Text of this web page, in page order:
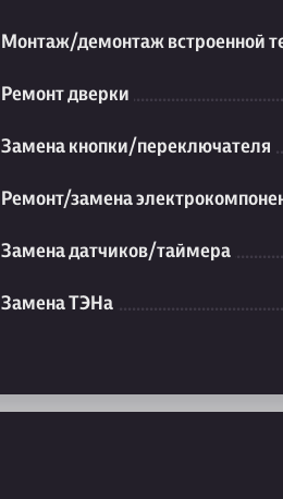
Монтаж/демонтаж встроенной
Ремонт дверки
Замена кнопки/переключателя
Ремонт/замена
Замена датчиков/таймера
Замена ТЭНа